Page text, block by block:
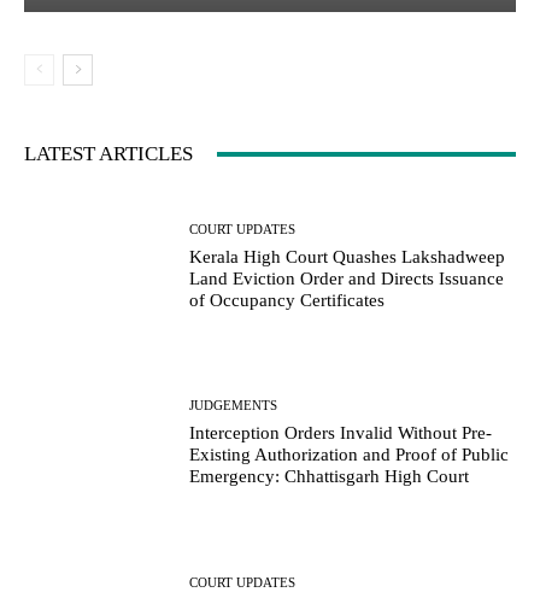
LATEST ARTICLES
COURT UPDATES
Kerala High Court Quashes Lakshadweep
Land Eviction Order and Directs Issuance
of Occupancy Certificates
JUDGEMENTS
Interception Orders Invalid Without Pre-
Existing Authorization and Proof of Public
Emergency: Chhattisgarh High Court
COURT UPDATES